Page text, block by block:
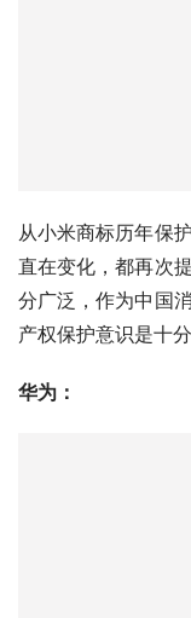
从小米商标历年保
直在变化，都再次
产权保护意识是十分